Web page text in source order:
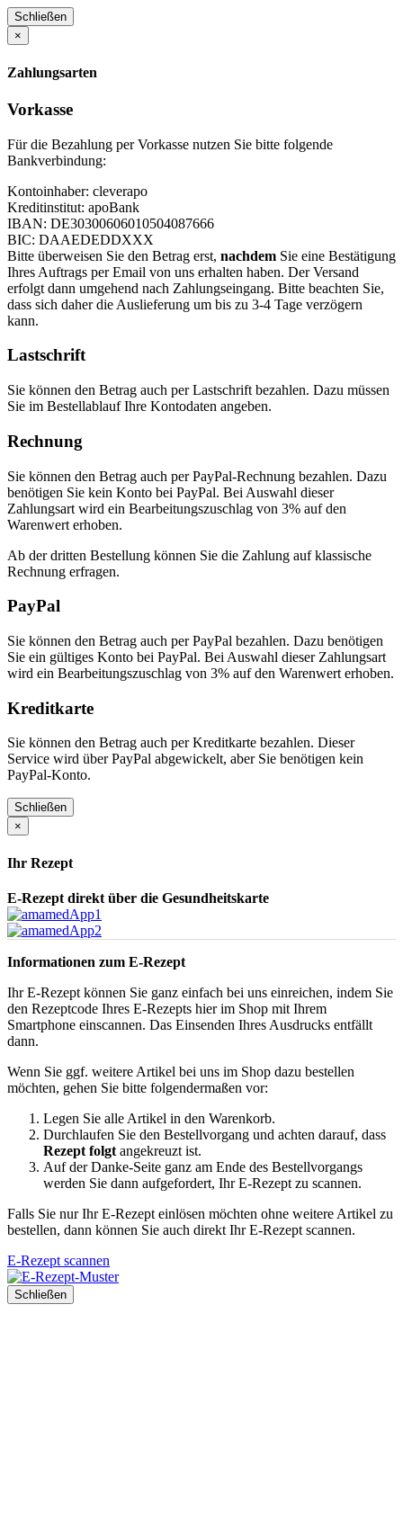
Schließen
×
Zahlungsarten
Vorkasse
Für die Bezahlung per Vorkasse nutzen Sie bitte folgende
Bankverbindung:
Kontoinhaber: cleverapo
Kreditinstitut: apoBank
IBAN: DE30300606010504087666
BIC: DAAEDEDDXXX
Bitte überweisen Sie den Betrag erst, nachdem Sie eine Bestätigung
Ihres Auftrags per Email von uns erhalten haben. Der Versand
erfolgt dann umgehend nach Zahlungseingang. Bitte beachten Sie,
dass sich daher die Auslieferung um bis zu 3-4 Tage verzögern
kann.
Lastschrift
Sie können den Betrag auch per Lastschrift bezahlen. Dazu müssen
Sie im Bestellablauf Ihre Kontodaten angeben.
Rechnung
Sie können den Betrag auch per PayPal-Rechnung bezahlen. Dazu
benötigen Sie kein Konto bei PayPal. Bei Auswahl dieser
Zahlungsart wird ein Bearbeitungszuschlag von 3% auf den
Warenwert erhoben.
Ab der dritten Bestellung können Sie die Zahlung auf klassische
Rechnung erfragen.
PayPal
Sie können den Betrag auch per PayPal bezahlen. Dazu benötigen
Sie ein gültiges Konto bei PayPal. Bei Auswahl dieser Zahlungsart
wird ein Bearbeitungszuschlag von 3% auf den Warenwert erhoben.
Kreditkarte
Sie können den Betrag auch per Kreditkarte bezahlen. Dieser
Service wird über PayPal abgewickelt, aber Sie benötigen kein
PayPal-Konto.
Schließen
×
Ihr Rezept
E-Rezept direkt über die Gesundheitskarte
Informationen zum E-Rezept
Ihr E-Rezept können Sie ganz einfach bei uns einreichen, indem Sie
den Rezeptcode Ihres E-Rezepts hier im Shop mit Ihrem
Smartphone einscannen. Das Einsenden Ihres Ausdrucks entfällt
dann.
Wenn Sie ggf. weitere Artikel bei uns im Shop dazu bestellen
möchten, gehen Sie bitte folgendermaßen vor:
Legen Sie alle Artikel in den Warenkorb.
Durchlaufen Sie den Bestellvorgang und achten darauf, dass
Rezept folgt angekreuzt ist.
Auf der Danke-Seite ganz am Ende des Bestellvorgangs
werden Sie dann aufgefordert, Ihr E-Rezept zu scannen.
Falls Sie nur Ihr E-Rezept einlösen möchten ohne weitere Artikel zu
bestellen, dann können Sie auch direkt Ihr E-Rezept scannen.
E-Rezept scannen
Schließen